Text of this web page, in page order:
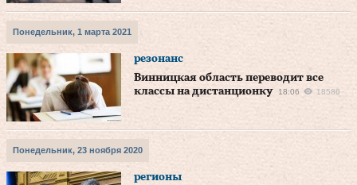
Понедельник, 1 марта 2021
резонанс
Винницкая область переводит все
классы на дистанционку
18:06 18586
Понедельник, 23 ноября 2020
регионы